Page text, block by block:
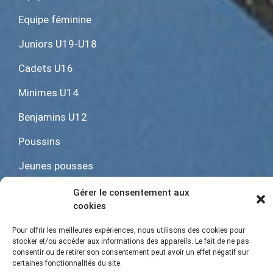
Gérer le consentement aux
cookies
Pour offrir les meilleures expériences, nous utilisons des cookies pour
stocker et/ou accéder aux informations des appareils. Le fait de ne pas
consentir ou de retirer son consentement peut avoir un effet négatif sur
certaines fonctionnalités du site.
Equipe féminine
Juniors U19-U18
Cadets U16
Minimes U14
Benjamins U12
Poussins
Jeunes pousses
Baby rugby U6
Mentions Légales|Gestion des cookies